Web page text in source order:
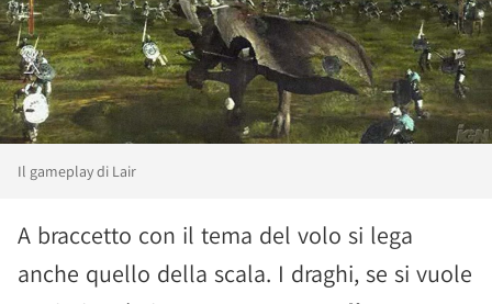
Il gameplay di Lair
A braccetto con il tema del volo si lega
anche quello della scala. I draghi, se si vuole